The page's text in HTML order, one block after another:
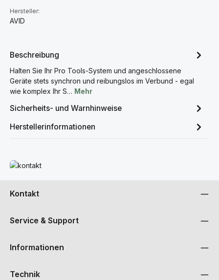
Hersteller:
AVID
Beschreibung
Halten Sie Ihr Pro Tools-System und angeschlossene
Geräte stets synchron und reibungslos im Verbund - egal
wie komplex Ihr S… Mehr
Sicherheits- und Warnhinweise
Herstellerinformationen
Mehr erfahren
Kontakt
Service & Support
Informationen
Technik